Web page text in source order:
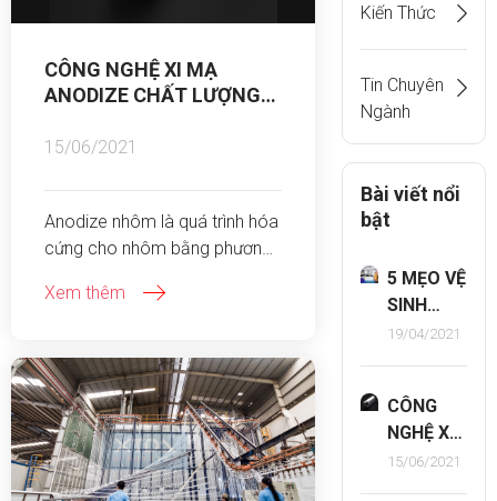
CÔNG NGHỆ XI MẠ
ANODIZE CHẤT LƯỢNG
15/06/2021
Anodize nhôm là quá trình hóa
cứng cho nhôm bằng phương
cách tạo ra một lớp oxit cực
nhôm và hợp kim của nó.
Xem thêm
Kiến Thức
Tin Chuyên
Ngành
Bài viết nổi
bật
5 MẸO VỆ
SINH
CỬA
SÁNG
BÓNG
NHƯ
MỚI!!
19/04/2021
CÔNG
NGHỆ XI
MẠ
15/06/2021